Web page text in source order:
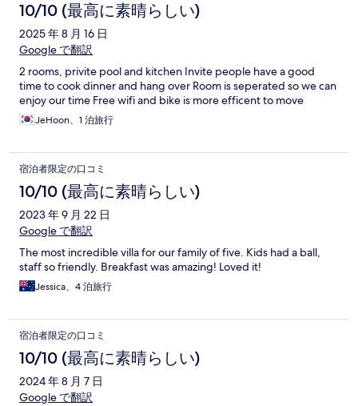
10/10 (最高に素晴らしい)
2025 年 8 月 16 日
Google で翻訳
2 rooms, privite pool and kitchen Invite people have a good
time to cook dinner and hang over Room is seperated so we can
enjoy our time Free wifi and bike is more efficent to move
JeHoon、1 泊旅行
宿泊者限定の口コミ
10/10 (最高に素晴らしい)
2023 年 9 月 22 日
Google で翻訳
The most incredible villa for our family of five. Kids had a ball,
staff so friendly. Breakfast was amazing! Loved it!
Jessica、4 泊旅行
宿泊者限定の口コミ
10/10 (最高に素晴らしい)
2024 年 8 月 7 日
Google で翻訳